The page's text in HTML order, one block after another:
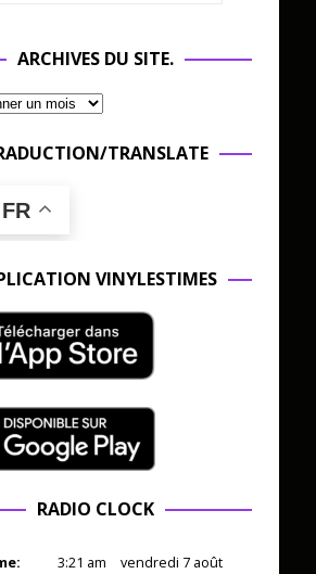
ARCHIVES DU SITE.
TRANSLATE
FR
VINYLESTIMES
RADIO CLOCK
3:21 am vendredi 7 août